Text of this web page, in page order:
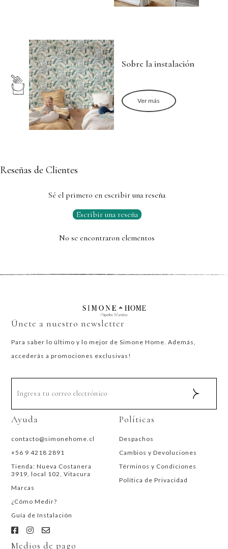
Sobre la instalación
Ver más
Reseñas de Clientes
Sé el primero en escribir una reseña
Escribir una reseña
No se encontraron elementos
Únete a nuestro newsletter
Para saber lo último y lo mejor de Simone Home. Además,
accederás a promociones exclusivas!
Ayuda
contacto@simonehome.cl
+56 9 4218 2891
Tienda: Nueva Costanera
3919, local 102, Vitacura
Marcas
¿Cómo Medir?
Guía de Instalación
Políticas
Despachos
Cambios y Devoluciones
Términos y Condiciones
Política de Privacidad
Medios de pago